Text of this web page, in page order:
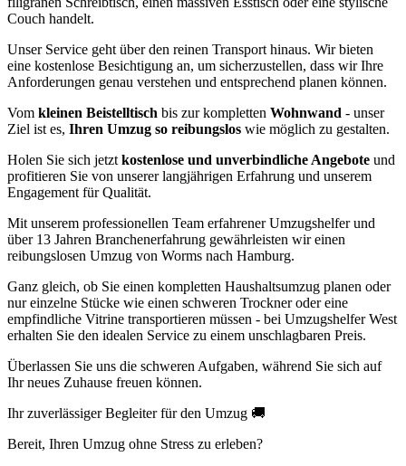
Couch handelt.
Unser Service geht über den reinen Transport hinaus. Wir bieten
eine kostenlose Besichtigung an, um sicherzustellen, dass wir Ihre
Anforderungen genau verstehen und entsprechend planen können.
Vom kleinen Beistelltisch bis zur kompletten Wohnwand - unser
Ziel ist es, Ihren Umzug so reibungslos wie möglich zu gestalten.
Holen Sie sich jetzt kostenlose und unverbindliche Angebote und
profitieren Sie von unserer langjährigen Erfahrung und unserem
Engagement für Qualität.
Mit unserem professionellen Team erfahrener Umzugshelfer und
über 13 Jahren Branchenerfahrung gewährleisten wir einen
reibungslosen Umzug von Worms nach Hamburg.
Ganz gleich, ob Sie einen kompletten Haushaltsumzug planen oder
nur einzelne Stücke wie einen schweren Trockner oder eine
empfindliche Vitrine transportieren müssen - bei Umzugshelfer West
erhalten Sie den idealen Service zu einem unschlagbaren Preis.
Überlassen Sie uns die schweren Aufgaben, während Sie sich auf
Ihr neues Zuhause freuen können.
Ihr zuverlässiger Begleiter für den Umzug 🚚
Bereit, Ihren Umzug ohne Stress zu erleben?